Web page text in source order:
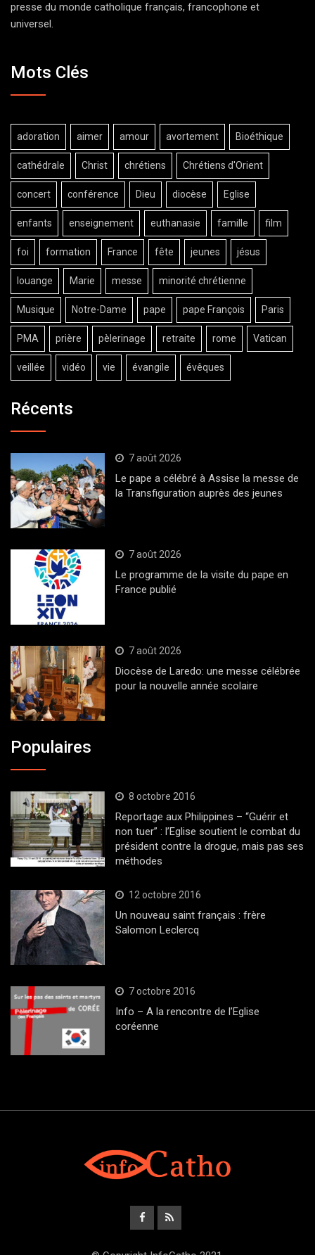
presse du monde catholique français, francophone et
universel.
Mots Clés
adoration aimer amour avortement Bioéthique
cathédrale Christ chrétiens Chrétiens d'Orient
concert conférence Dieu diocèse Eglise
enfants enseignement euthanasie famille film
foi formation France fête jeunes jésus
louange Marie messe minorité chrétienne
Musique Notre-Dame pape pape François Paris
PMA prière pèlerinage retraite rome Vatican
veillée vidéo vie évangile évêques
Récents
7 août 2026
Le pape a célébré à Assise la messe de
la Transfiguration auprès des jeunes
7 août 2026
Le programme de la visite du pape en
France publié
7 août 2026
Diocèse de Laredo: une messe célébrée
pour la nouvelle année scolaire
Populaires
8 octobre 2016
Reportage aux Philippines – “Guérir et
non tuer” : l’Eglise soutient le combat du
président contre la drogue, mais pas ses
méthodes
12 octobre 2016
Un nouveau saint français : frère
Salomon Leclercq
7 octobre 2016
Info – A la rencontre de l’Eglise
coréenne